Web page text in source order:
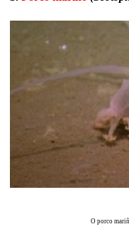
O porco